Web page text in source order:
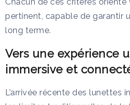
pertinent, capable de garantir
long terme.
Vers une expérience
immersive et
L’arrivée récente des lunettes